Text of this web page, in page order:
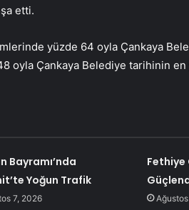
etti.
yüzde 64 oyla Çankaya
oyla Çankaya Belediye tarihinin
Bayramı’nda
Yoğun Trafik
7, 2026
Fethiye